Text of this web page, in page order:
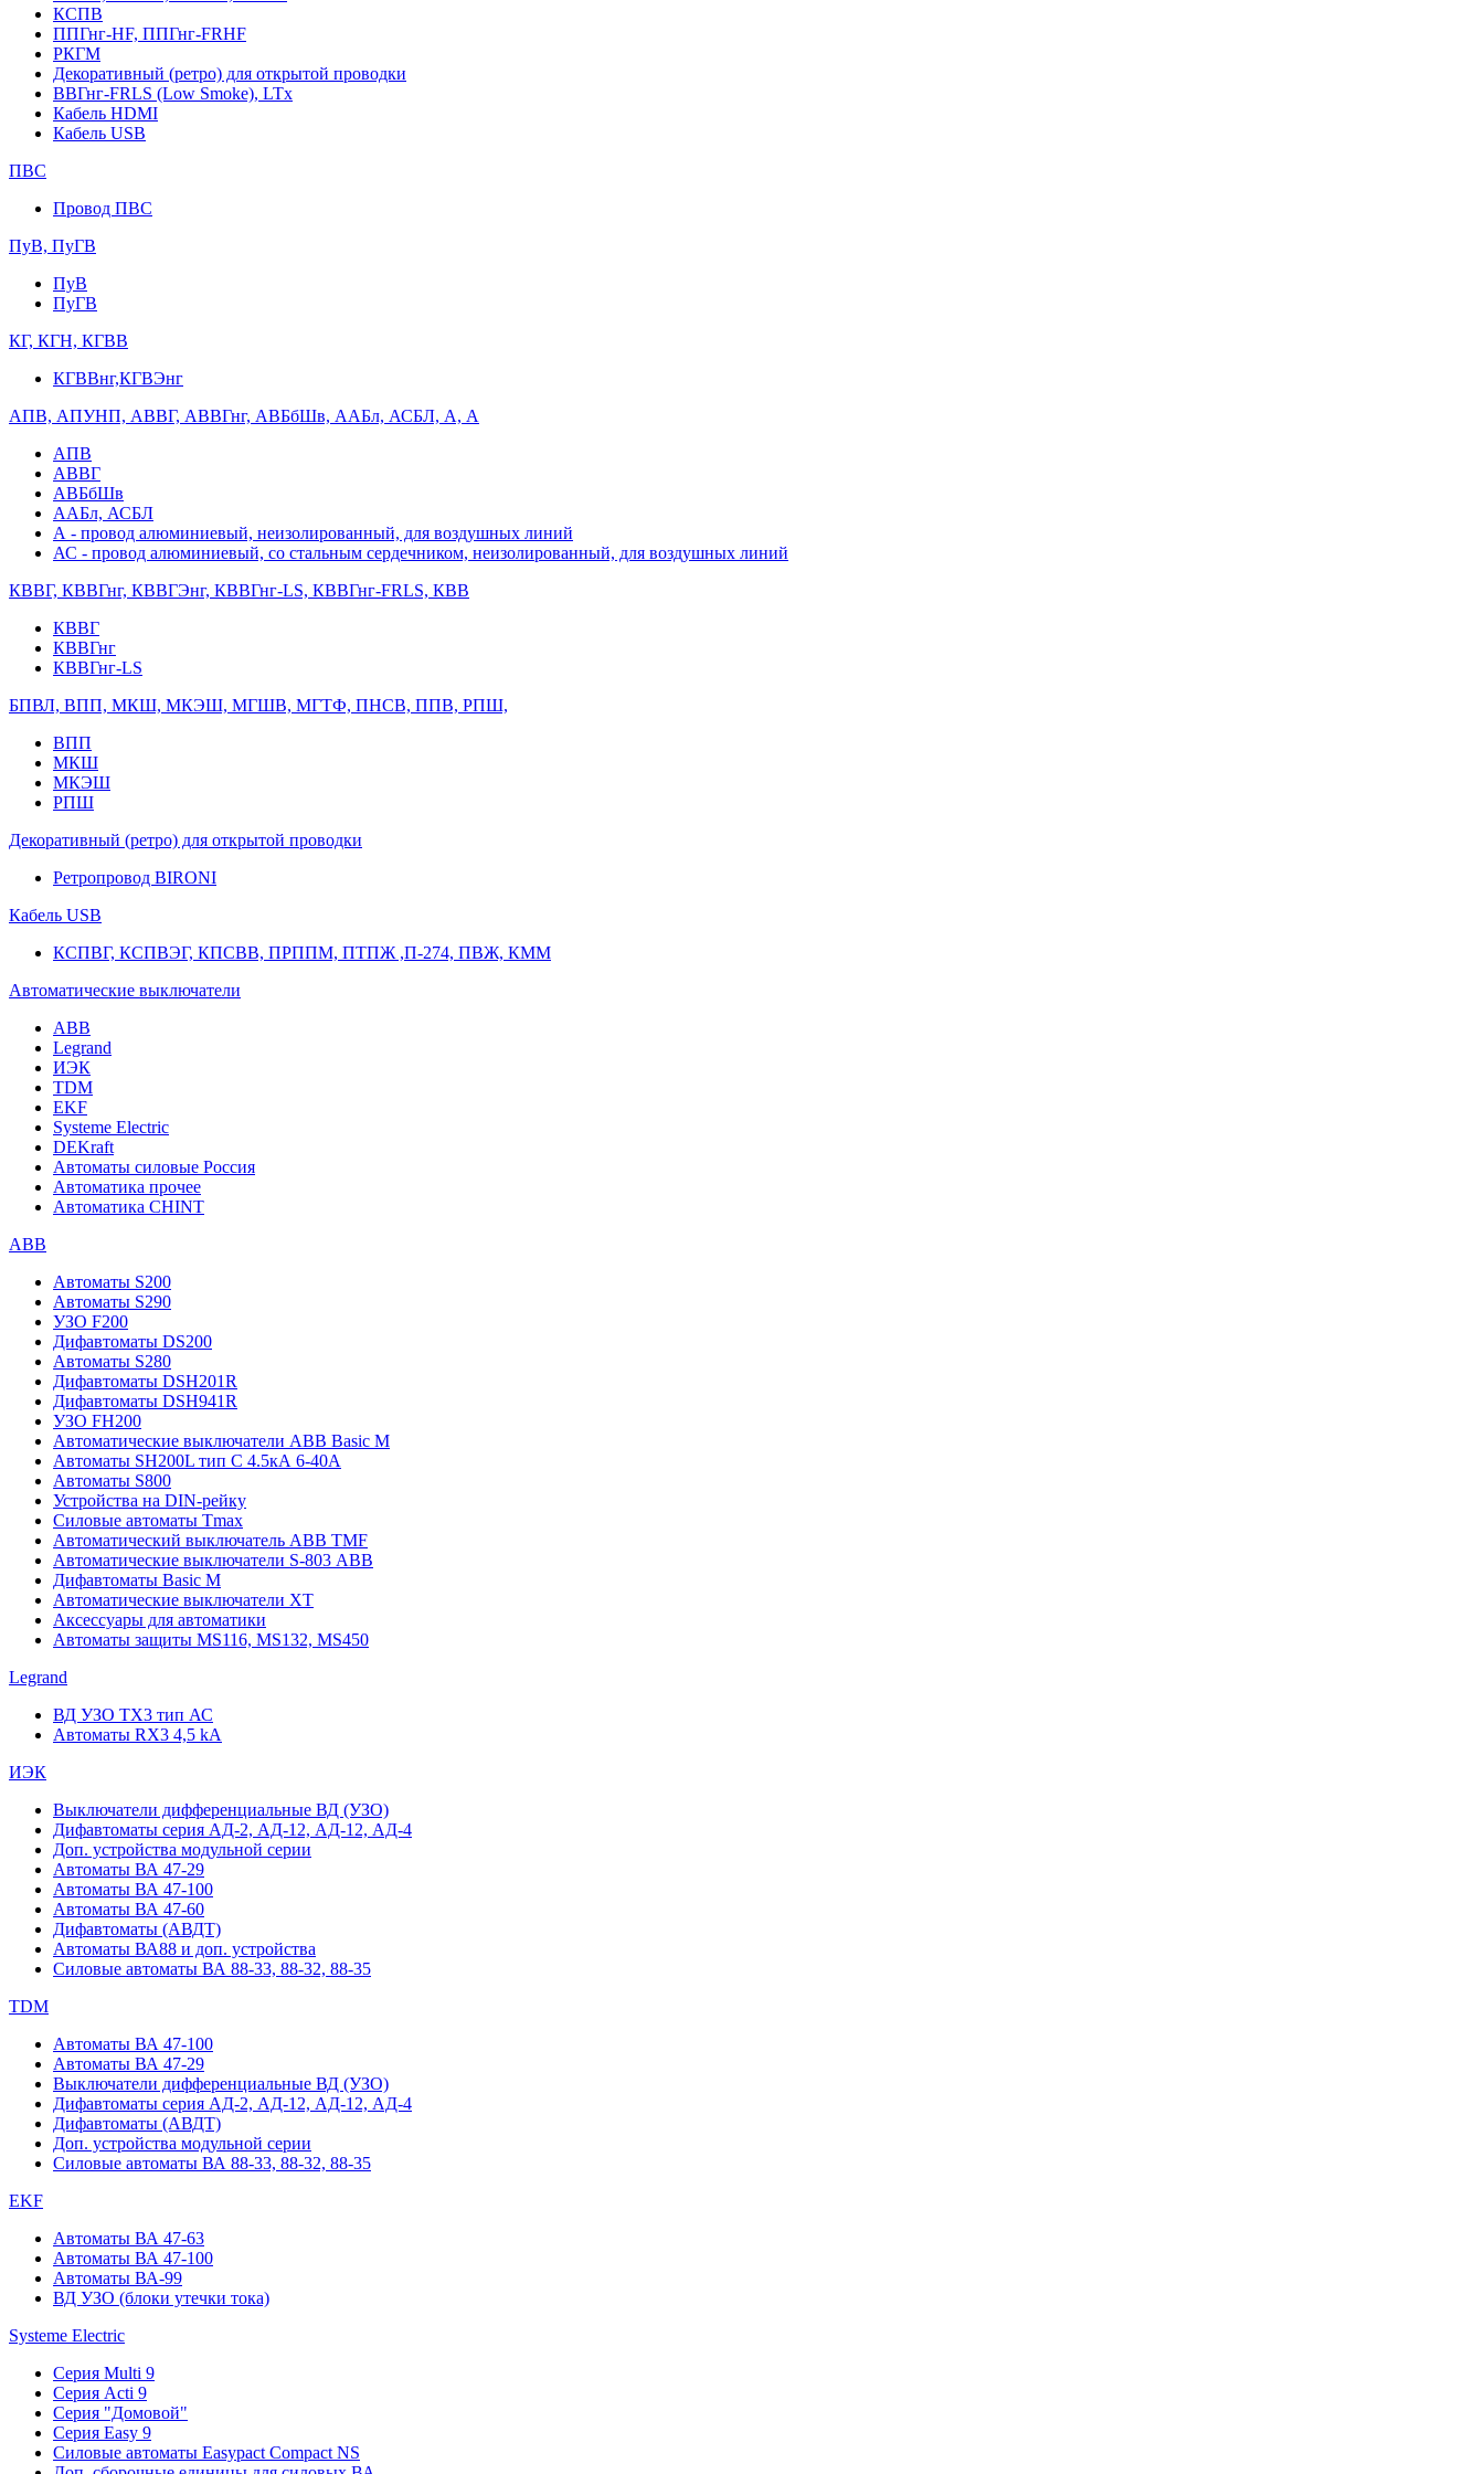
КСПВ
ППГнг-HF, ППГнг-FRHF
РКГМ
Декоративный (ретро) для открытой проводки
ВВГнг-FRLS (Low Smoke), LTx
Кабель HDMI
Кабель USB
ПВС
Провод ПВС
ПуВ, ПуГВ
ПуВ
ПуГВ
КГ, КГН, КГВВ
КГВВнг,КГВЭнг
АПВ, АПУНП, АВВГ, АВВГнг, АВБбШв, ААБл, АСБЛ, А, А
АПВ
АВВГ
АВБбШв
ААБл, АСБЛ
А - провод алюминиевый, неизолированный, для воздушных линий
АС - провод алюминиевый, со стальным сердечником, неизолированный, для воздушных линий
КВВГ, КВВГнг, КВВГЭнг, КВВГнг-LS, КВВГнг-FRLS, КВВ
КВВГ
КВВГнг
КВВГнг-LS
БПВЛ, ВПП, МКШ, МКЭШ, МГШВ, МГТФ, ПНСВ, ППВ, РПШ,
ВПП
МКШ
МКЭШ
РПШ
Декоративный (ретро) для открытой проводки
Ретропровод BIRONI
Кабель USB
КСПВГ, КСПВЭГ, КПСВВ, ПРППМ, ПТПЖ ,П-274, ПВЖ, КММ
Автоматические выключатели
ABB
Legrand
ИЭК
TDM
EKF
Systeme Electric
DEKraft
Автоматы силовые Россия
Автоматика прочее
Автоматика CHINT
ABB
Автоматы S200
Автоматы S290
УЗО F200
Дифавтоматы DS200
Автоматы S280
Дифавтоматы DSH201R
Дифавтоматы DSH941R
УЗО FH200
Автоматические выключатели ABB Basic M
Автоматы SH200L тип С 4.5кА 6-40А
Автоматы S800
Устройства на DIN-рейку
Силовые автоматы Tmax
Автоматический выключатель ABB TMF
Автоматические выключатели S-803 АВВ
Дифавтоматы Basic M
Автоматические выключатели XT
Аксессуары для автоматики
Автоматы защиты MS116, MS132, MS450
Legrand
ВД УЗО TX3 тип АС
Автоматы RX3 4,5 kA
ИЭК
Выключатели дифференциальные ВД (УЗО)
Дифавтоматы серия АД-2, АД-12, АД-12, АД-4
Доп. устройства модульной серии
Автоматы ВА 47-29
Автоматы ВА 47-100
Автоматы ВА 47-60
Дифавтоматы (АВДТ)
Автоматы ВА88 и доп. устройства
Силовые автоматы ВА 88-33, 88-32, 88-35
TDM
Автоматы ВА 47-100
Автоматы ВА 47-29
Выключатели дифференциальные ВД (УЗО)
Дифавтоматы серия АД-2, АД-12, АД-12, АД-4
Дифавтоматы (АВДТ)
Доп. устройства модульной серии
Силовые автоматы ВА 88-33, 88-32, 88-35
EKF
Автоматы ВА 47-63
Автоматы ВА 47-100
Автоматы ВА-99
ВД УЗО (блоки утечки тока)
Systeme Electric
Серия Multi 9
Серия Acti 9
Серия "Домовой"
Серия Easy 9
Силовые автоматы Easypact Compact NS